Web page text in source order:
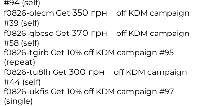
#94 (self)
f0826-olecm Get 350 грн off KDM campaign
#39 (self)
f0826-qbcso Get 370 грн off KDM campaign
#58 (self)
f0826-tgirb Get 10% off KDM campaign #95
(repeat)
f0826-tu8lh Get 300 грн off KDM campaign
#44 (self)
f0826-ukfis Get 10% off KDM campaign #97
(single)